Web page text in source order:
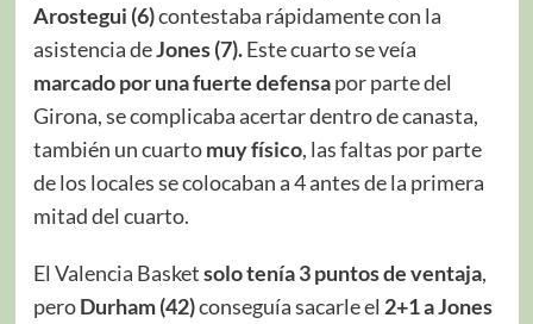
Arostegui (6)contestaba rápidamente con la
asistencia deJones (7).Este cuarto se veía
marcado por una fuertedefensapor parte del
Girona, se complicaba acertar dentro de canasta,
también un cuartomuy físico, las faltas por parte
de los locales se colocaban a 4 antes de la primera
mitad del cuarto.
El Valencia Basketsolo tenía 3 puntos de ventaja,
peroDurham (42)conseguía sacarle el 2+1 a Jones